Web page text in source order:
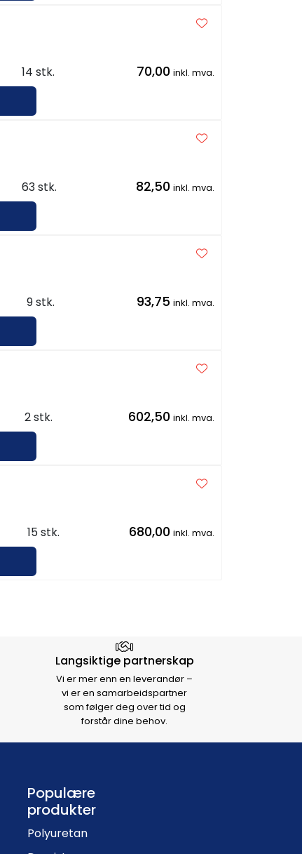
14 stk. 70,00 inkl. mva.
63 stk. 82,50 inkl. mva.
9 stk. 93,75 inkl. mva.
2 stk. 602,50 inkl. mva.
15 stk. 680,00 inkl. mva.
Langsiktige partnerskap
Vi er mer enn en leverandør –
vi er en samarbeidspartner
som følger deg over tid og
forstår dine behov.
Populære
produkter
Polyuretan